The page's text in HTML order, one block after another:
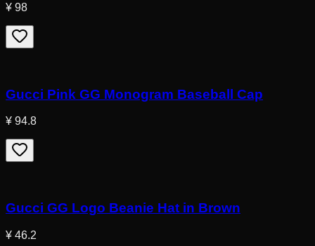
¥ 98
Gucci Pink GG Monogram Baseball Cap
¥ 94.8
Gucci GG Logo Beanie Hat in Brown
¥ 46.2